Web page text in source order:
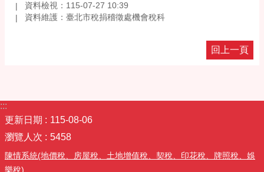
資料檢視：115-07-27 10:39
資料維護：臺北市稅捐稽徵處機會稅科
回上一頁
:::
更新日期
115-08-06
瀏覽人次
5458
陳情系統(地價稅、房屋稅、土地增值稅、契稅、印花稅、牌照稅、娛
樂稅)